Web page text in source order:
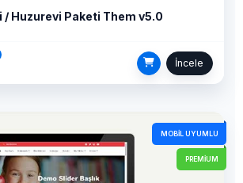
/ Huzurevi Paketi Them v5.0
İncele
MOBIL UYUMLU
PREMIUM